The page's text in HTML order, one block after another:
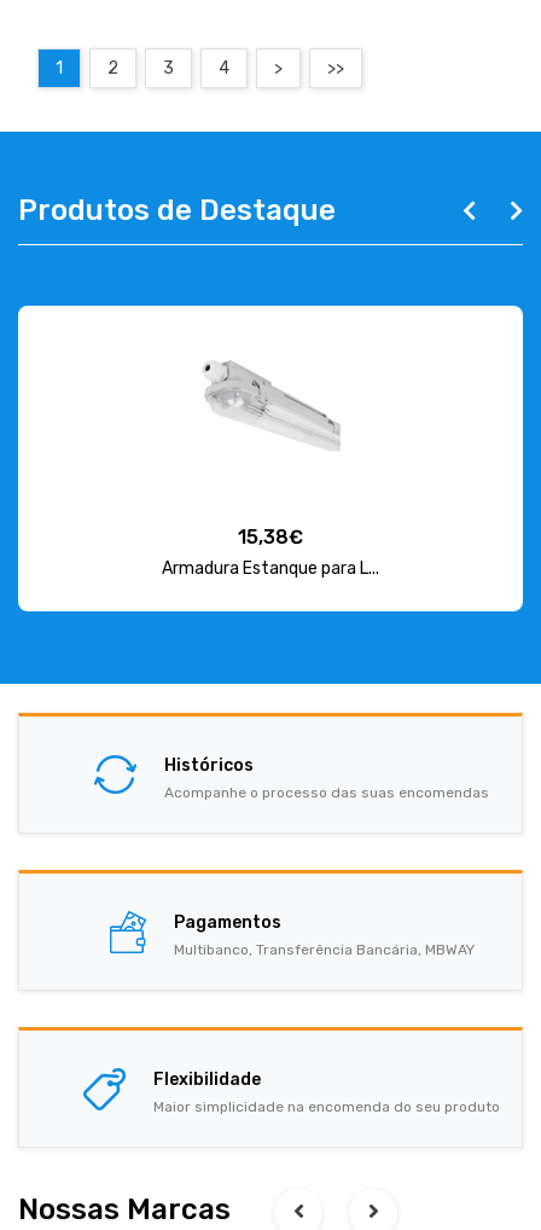
1 2 3 4 > >>
Produtos de Destaque
15,38€
Armadura Estanque para L...
Históricos
Acompanhe o processo das suas encomendas
Pagamentos
Multibanco, Transferência Bancária, MBWAY
Flexibilidade
Maior simplicidade na encomenda do seu produto
Nossas Marcas